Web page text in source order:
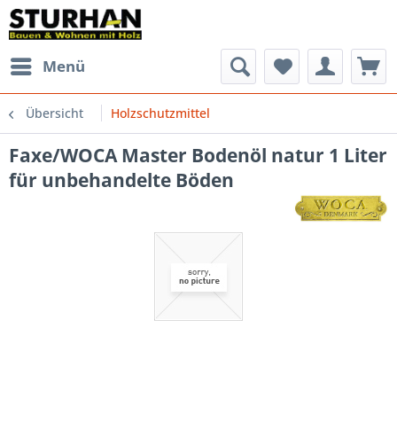
Menü
Übersicht Holzschutzmittel
Faxe/WOCA Master Bodenöl natur 1 Liter
für unbehandelte Böden